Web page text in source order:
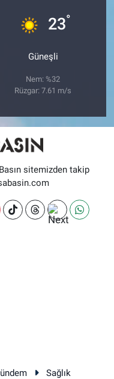
23°
Güneşli
Nem: %32
Rüzgar: 7.61 m/s
sitemizden takip
Sağlık